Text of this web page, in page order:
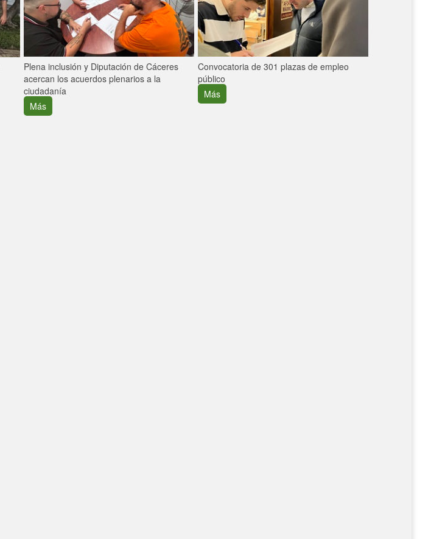
Plena inclusión y Diputación de Cáceres
acercan los acuerdos plenarios a la
ciudadanía
Más
Convocatoria de 301 plazas de empleo
público
Más